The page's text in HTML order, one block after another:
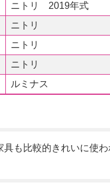
ニトリ 2019年式
ニトリ
ニトリ
ニトリ
ルミナス
も比較的きれいに使